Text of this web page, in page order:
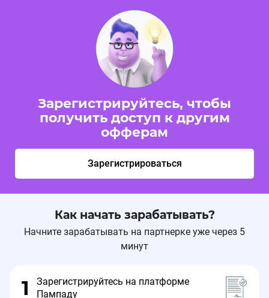
Зарегистрируйтесь, чтобы
получить доступ к другим
офферам
Зарегистрироваться
Как начать зарабатывать?
Начните зарабатывать на партнерке уже через 5
минут
1
Зарегистрируйтесь на платформе
Пампаду